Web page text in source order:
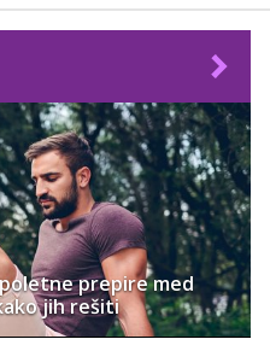
prepire med
jih rešiti